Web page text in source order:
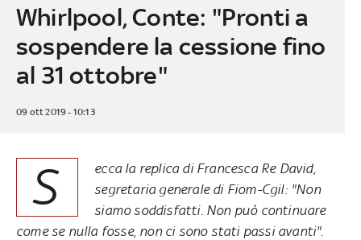
Whirlpool, Conte: "Pronti a
sospendere la cessione fino
al 31 ottobre"
09 ott 2019 - 10:13
S
ecca la replica di Francesca Re David,
segretaria generale di Fiom-Cgil: "Non
siamo soddisfatti. Non può continuare
come se nulla fosse, non ci sono stati passi avanti".